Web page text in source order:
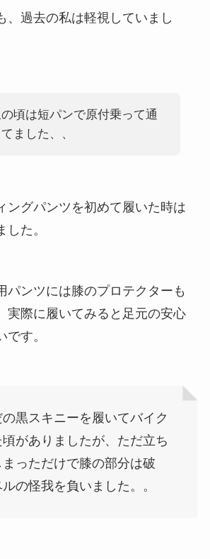
、過去の私は軽視していまし
頃は短パンで原付乗って通
ました、、
ングパンツを初めて履いた時は
た。
パンツには膝のプロテクターも
実際に履いてみると足元の安心
す。
黒スキニーを履いてバイク
がありましたが、ただ立ち
っただけで膝の部分は破
の怪我を負いました。。